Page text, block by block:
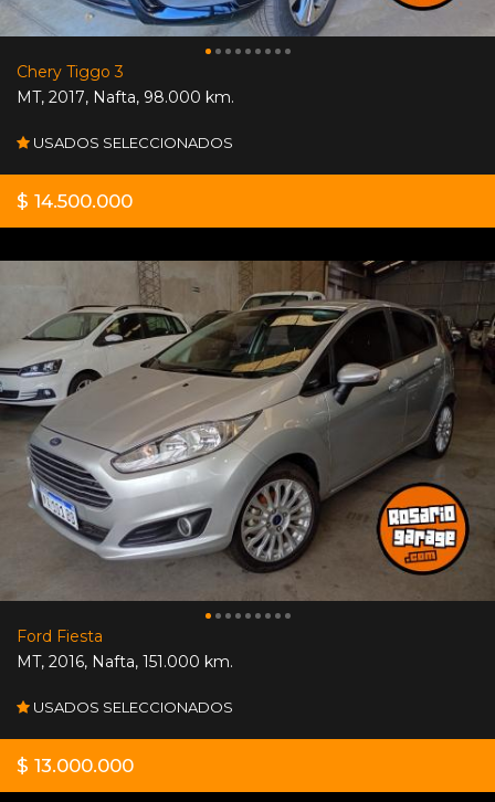
Chery Tiggo 3
MT, 2017, Nafta, 98.000 km.
USADOS SELECCIONADOS
$ 14.500.000
Ford Fiesta
MT, 2016, Nafta, 151.000 km.
USADOS SELECCIONADOS
$ 13.000.000